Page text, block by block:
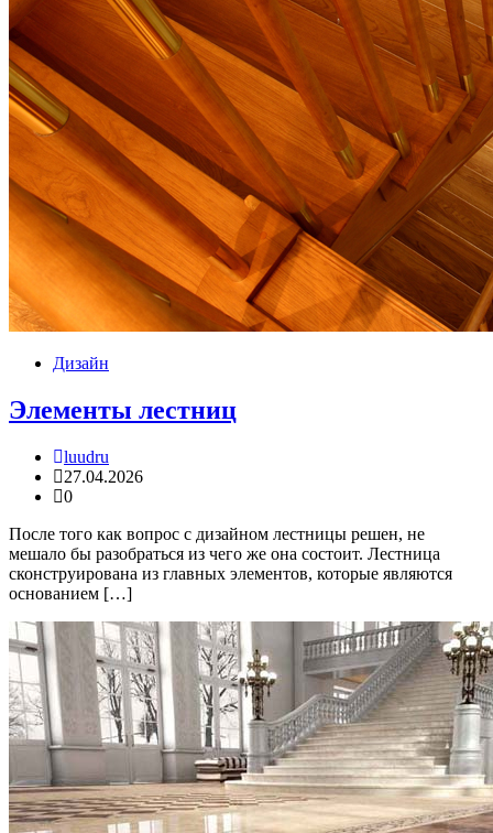
Дизайн
Элементы лестниц
luudru
27.04.2026
0
После того как вопрос с дизайном лестницы решен, не
мешало бы разобраться из чего же она состоит. Лестница
сконструирована из главных элементов, которые являются
основанием […]